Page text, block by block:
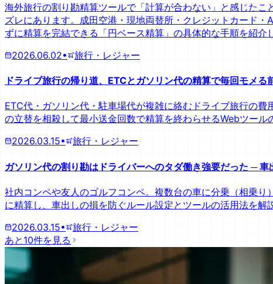
海外旅行の割り勘精算ツールで「計算が合わない」と感じた
ズレにあります。成田空港・現地両替所・クレジットカード
ずに精算を完結できる「円ベース精算」の具体的な手順を紹介
2026.06.02• 旅行・レジャー
ドライブ旅行の帰り道、ETCとガソリン代の精算で毎回モメ
ETC代・ガソリン代・駐車場代が複雑に絡むドライブ旅行の
の立替を相殺して最小送金回数で精算を終わらせるWebツール
2026.03.15• 旅行・レジャー
ガソリン代の割り勘はドライバーへのタダ働き強要だった ─
社内コンペや友人のゴルフコンペ。複数台の車に分乗（相乗
に精算し、車出しの損を防ぐルール設定とツールの活用法を解
2026.03.15•
旅行・レジャー
あと10件を見る